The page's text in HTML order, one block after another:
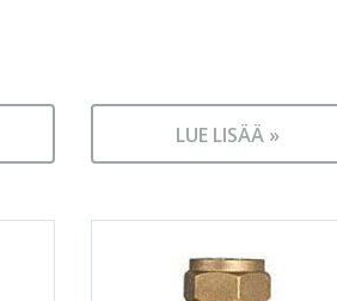
LUE LISÄÄ »